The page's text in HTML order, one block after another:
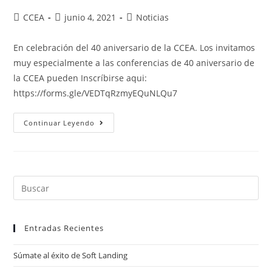
Autor
la
CCEA
Publicación
la
junio 4, 2021
Categoría
Noticias
En celebración del 40 aniversario de la CCEA. Los invitamos
muy especialmente a las conferencias de 40 aniversario de
la CCEA pueden Inscríbirse aqui:
https://forms.gle/VEDTqRzmyEQuNLQu7
Continuar Leyendo Ciclo
De
Entradas Recientes
Súmate al éxito de Soft Landing